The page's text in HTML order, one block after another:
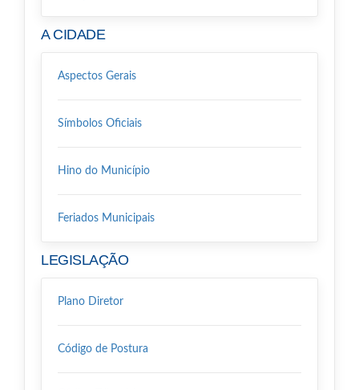
A CIDADE
Aspectos Gerais
Símbolos Oficiais
Hino do Município
Feriados Municipais
LEGISLAÇÃO
Plano Diretor
Código de Postura